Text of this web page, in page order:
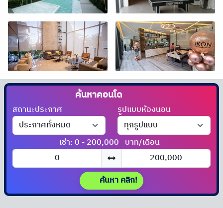
ค้นหาคอนโด
สถานะประกาศ รูปแบบห้องนอน
เช่า: 0 - 200,000 บาท/เดือน
ค้นหา คลิก!